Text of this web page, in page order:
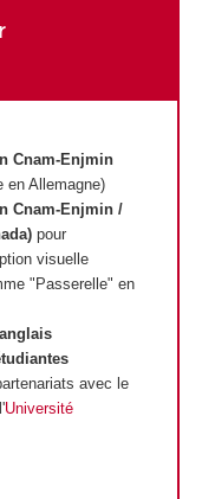
Cnam-Enjmin
en Allemagne)
Cnam-Enjmin /
pour
visuelle
"Passerelle" en
avec le
Université